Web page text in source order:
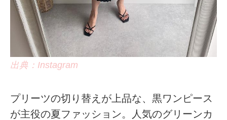
出典：Instagram
プリーツの切り替えが上品な、黒ワンピース
が主役の夏ファッション。人気のグリーンカ